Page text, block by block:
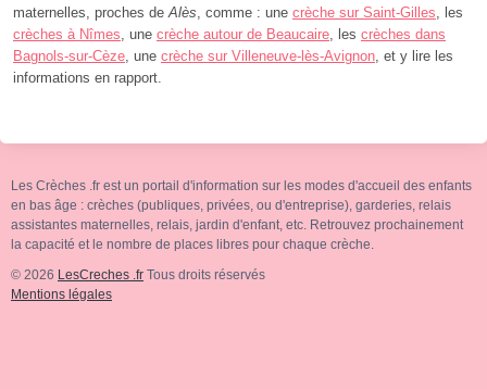
maternelles, proches deAlès, comme : une crèche sur Saint-Gilles, les
crèches à Nîmes, une crèche autour de Beaucaire, les crèches dans
Bagnols-sur-Cèze, une crèche sur Villeneuve-lès-Avignon, et y lire les
informations en rapport.
Les Crèches .fr est un portail d'information sur les modes d'accueil des enfants
en bas âge : crèches (publiques, privées, ou d'entreprise), garderies, relais
assistantes maternelles, relais, jardin d'enfant, etc. Retrouvez prochainement
la capacité et le nombre de places libres pour chaque crèche.
© 2026 LesCreches .fr Tous droits réservés
Mentions légales